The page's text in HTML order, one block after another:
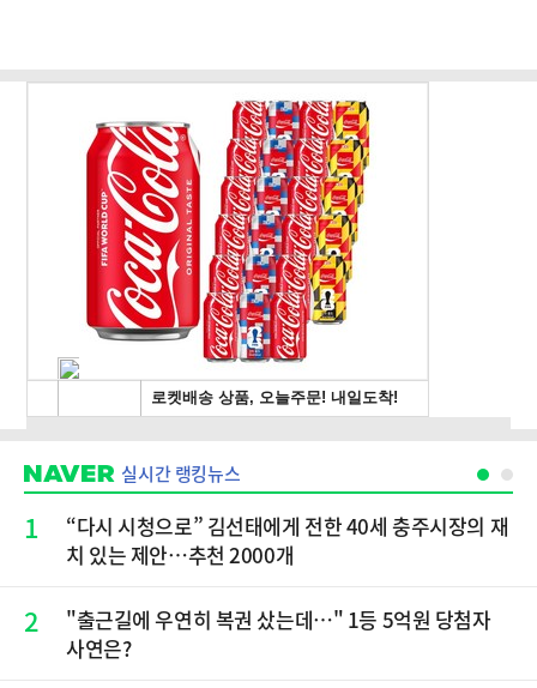
실시간 랭킹뉴스
1
“다시 시청으로” 김선태에게 전한 40세 충주시장의 재
치 있는 제안…추천 2000개
2
"출근길에 우연히 복권 샀는데…" 1등 5억원 당첨자
사연은?